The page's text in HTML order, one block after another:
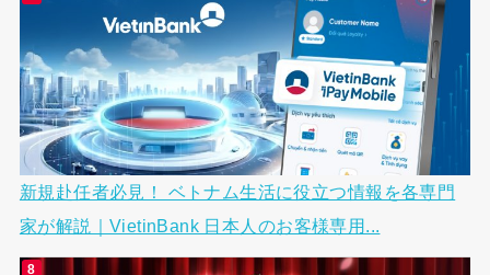
新規赴任者必見！ ベトナム生活に役立つ情報を各専門
家が解説｜VietinBank 日本人のお客様専用...